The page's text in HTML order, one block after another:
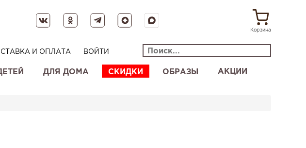
Корзина
И ОПЛАТА ВОЙТИ
ДЛЯ ДОМА СКИДКИ ОБРАЗЫ АКЦИИ